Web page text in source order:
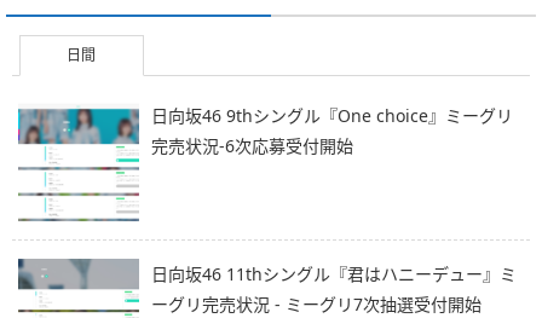
日間
日向坂46 9thシングル『One choice』ミーグリ
完売状況-6次応募受付開始
日向坂46 11thシングル『君はハニーデュー』ミ
ーグリ完売状況 - ミーグリ7次抽選受付開始